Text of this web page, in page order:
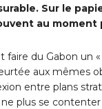
Sur le
au
faire du Gabon
aux mêmes
entre plans
plus se